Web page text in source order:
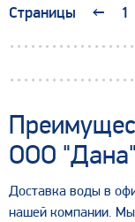
Страницы ← 1
ООО "Дана"
Доставка воды в
нашей компании. Мы